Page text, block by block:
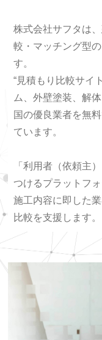
株式会社サフタは
較・マッチング型
す。
“見積もり比較サイ
ム、外壁塗装、解
国の優良業者を無
ています。
「利用者（依頼主
つけるプラットフ
施工内容に即した
比較を支援します。